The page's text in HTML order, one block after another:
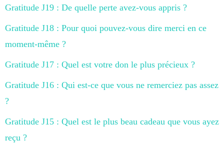
Gratitude J19 : De quelle perte avez-vous appris ?
Gratitude J18 : Pour quoi pouvez-vous dire merci en ce
moment-même ?
Gratitude J17 : Quel est votre don le plus précieux ?
Gratitude J16 : Qui est-ce que vous ne remerciez pas assez
?
Gratitude J15 : Quel est le plus beau cadeau que vous ayez
reçu ?